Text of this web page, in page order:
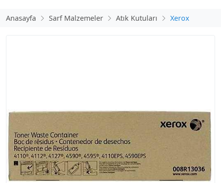
Anasayfa Sarf Malzemeler Atık Kutuları Xerox